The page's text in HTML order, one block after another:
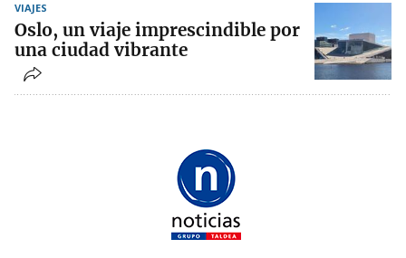
VIAJES
Oslo, un viaje imprescindible por
una ciudad vibrante